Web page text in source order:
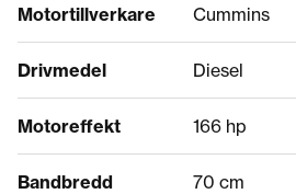
Motortillverkare Cummins
Drivmedel Diesel
Motoreffekt 166 hp
Bandbredd 70 cm